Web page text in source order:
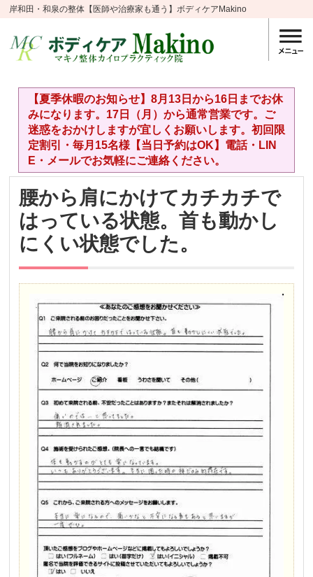
岸和田・和泉の整体【医師や治療家も通う】ボディケアMakino
【夏季休暇のお知らせ】8月13日から16日までお休
みになります。17日（月）から通常営業です。ご
迷惑をおかけしますが宜しくお願いします。初回限
定割引・毎月15名様【当日予約はOK】電話・LIN
E・メールでお気軽にご連絡ください。
腰から肩にかけてカチカチで
はっている状態。首も動かし
にくい状態でした。